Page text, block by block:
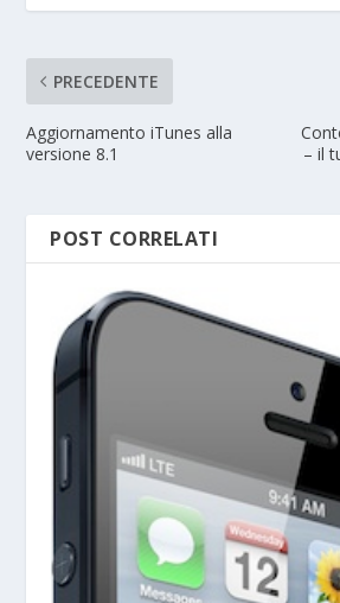
PRECEDENTE
Aggiornamento iTunes alla
versione 8.1
– il
POST CORRELATI